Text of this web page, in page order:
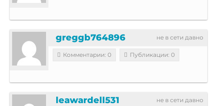
не в сети давно
greggb764896
Комментарии: 0 Публикации: 0
не в сети давно
leawardell531